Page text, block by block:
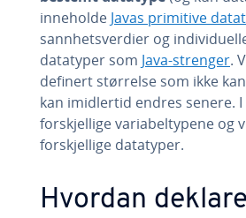
inneholde Javas primitive
sannhetsverdier og
datatyper som Java-strenger.
definert størrelse som ikke
kan imidlertid endres senere.
forskjellige variabeltypene og
forskjellige datatyper.
Hvordan